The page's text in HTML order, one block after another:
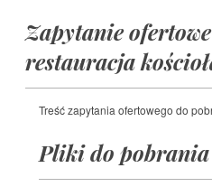
Zapytanie
restauracja
Treść zapytania ofertowego do
Pliki do pobrania